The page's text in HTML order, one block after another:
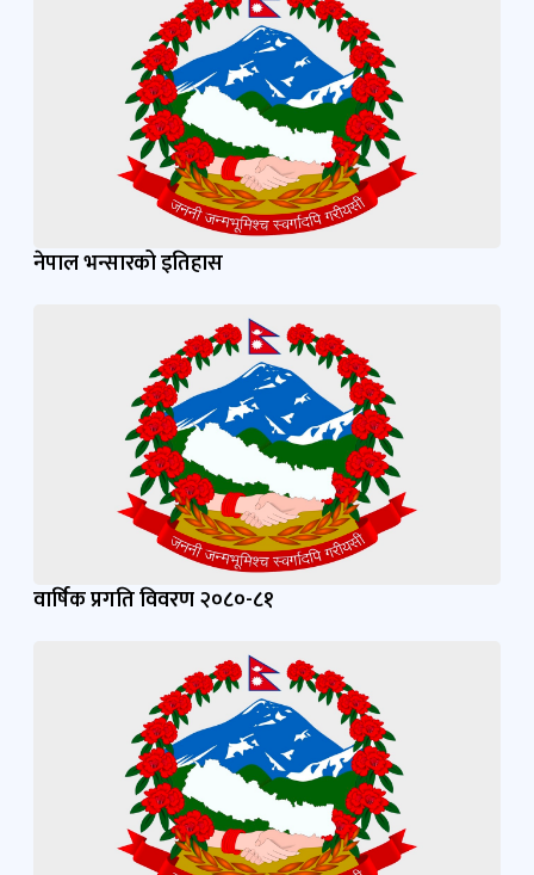
नेपाल भन्सारको इतिहास
वार्षिक प्रगति विवरण २०८०-८१
भन्सार स्मारिका २०८१